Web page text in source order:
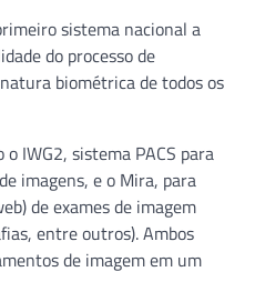
sistema nacional a
do processo de
biométrica de todos os
IWG2, sistema PACS para
imagens, e o Mira, para
de exames de imagem
entre outros). Ambos
de imagem em um